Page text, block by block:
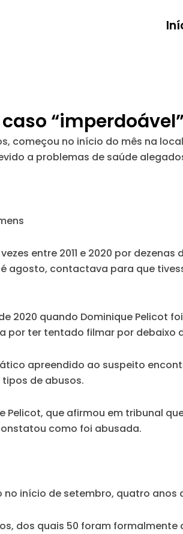
começou no início do mês na
a problemas de saúde
entre 2011 e 2020 por
agosto, contactava para que
2020 quando Dominique Pelicot
por ter tentado filmar por debaixo
apreendido ao suspeito
de abusos.
Pelicot, que afirmou em tribunal
como foi abusada.
no início de setembro, quatro
, dos quais 50 foram